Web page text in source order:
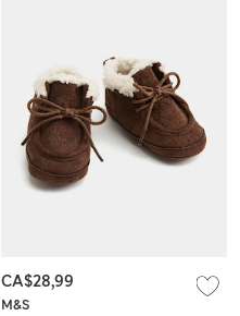
M&S
CA$28,99